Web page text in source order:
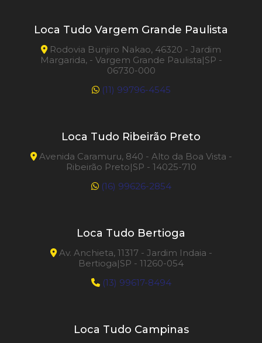
Loca Tudo Vargem Grande Paulista
Rodovia Bunjiro Nakao, 46320 - Jardim
Margarida, - Vargem Grande Paulista|SP -
06730-000
(11) 99796-4545
Loca Tudo Ribeirão Preto
Avenida Caramuru, 840 - Alto da Boa Vista -
Ribeirão Preto|SP - 14025-710
(16) 99626-2854
Loca Tudo Bertioga
Av. Anchieta, 11317 - Jardim Indaia -
Bertioga|SP - 11260-054
(13) 99617-8494
Loca Tudo Campinas